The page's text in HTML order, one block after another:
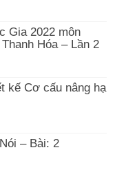
Gia 2022 môn
Hóa – Lần 2
kế Cơ cấu nâng hạ
– Bài: 2